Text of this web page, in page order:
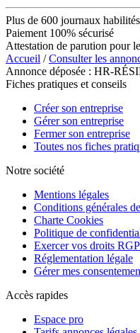
Plus de 600 journaux habilités
Paiement 100% sécurisé
Attestation de parution pour
Accueil /Consulter les
Annonce déposée : HR-
Fiches pratiques et conseils
Créer son entreprise
Gérer son entreprise
Fermer son entreprise
Toutes nos fiches
Notre société
Mentions légales
Conditions générales
Charte Cookies
Politique de
Exercer vos droits
Réglementation légale
Gérer mes
Accès rapides
Espace pro